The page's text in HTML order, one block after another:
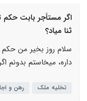
اگر مستأجر بابت
ثنا میاد؟
سلام روز بخیر من
داره، میخاستم بدونم
تخلیه ملک رهن و